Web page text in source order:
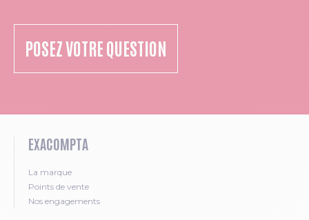
POSEZ VOTRE QUESTION
EXACOMPTA
La marque
Points de vente
Nos engagements